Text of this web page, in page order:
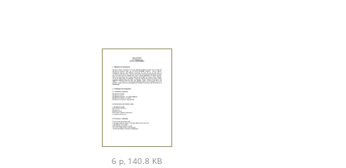
6 p, 140.8 KB